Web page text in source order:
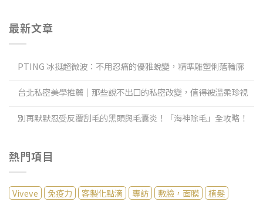
最新文章
PTING 冰挺超微波：不用忍痛的優雅蛻變，精準雕塑俐落輪廓
台北私密美學推薦｜那些說不出口的私密改變，值得被溫柔珍視
別再默默忍受反覆刮毛的黑頭與毛囊炎！「海神除毛」全攻略！
熱門項目
Viveve 免疫力 客製化點滴 專訪 敷臉，面膜
植髮